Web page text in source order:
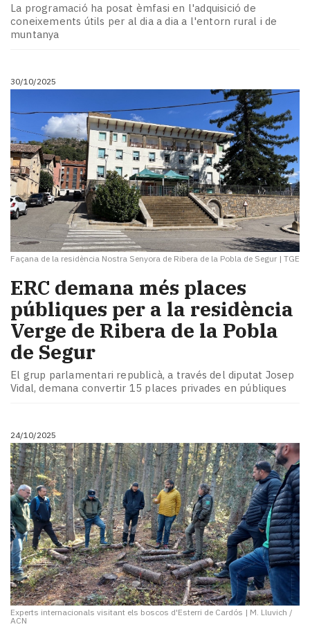
La programació ha posat èmfasi en l'adquisició de
coneixements útils per al dia a dia a l'entorn rural i de
muntanya
30/10/2025
Façana de la residència Nostra Senyora de Ribera de la Pobla de Segur | TGE
ERC demana més places
públiques per a la residència
Verge de Ribera de la Pobla
de Segur
El grup parlamentari republicà, a través del diputat Josep
Vidal, demana convertir 15 places privades en públiques
24/10/2025
Experts internacionals visitant els boscos d'Esterri de Cardós | M. Lluvich /
ACN